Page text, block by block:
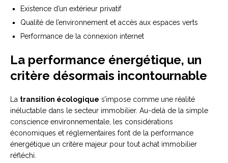
Existence d’un extérieur privatif
Qualité de l’environnement et accès aux espaces verts
Performance de la connexion internet
La performance énergétique, un
critère désormais incontournable
La transition écologique s’impose comme une réalité
inéluctable dans le secteur immobilier. Au-delà de la simple
conscience environnementale, les considérations
économiques et réglementaires font de la performance
énergétique un critère majeur pour tout achat immobilier
réfléchi.